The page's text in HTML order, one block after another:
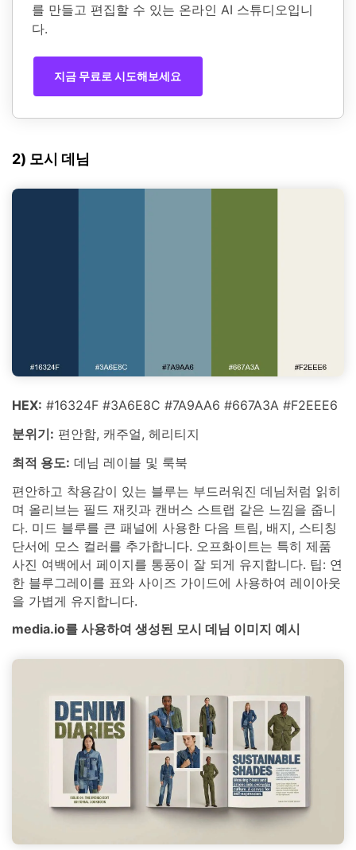
를 만들고 편집할 수 있는 온라인 AI 스튜디오입니
다.
지금 무료로 시도해보세요
2) 모시 데님
HEX: #16324F #3A6E8C #7A9AA6 #667A3A #F2EEE6
분위기: 편안함, 캐주얼, 헤리티지
최적 용도: 데님 레이블 및 룩북
편안하고 착용감이 있는 블루는 부드러워진 데님처럼 읽히
며 올리브는 필드 재킷과 캔버스 스트랩 같은 느낌을 줍니
다. 미드 블루를 큰 패널에 사용한 다음 트림, 배지, 스티칭
단서에 모스 컬러를 추가합니다. 오프화이트는 특히 제품
사진 여백에서 페이지를 통풍이 잘 되게 유지합니다. 팁: 연
한 블루그레이를 표와 사이즈 가이드에 사용하여 레이아웃
을 가볍게 유지합니다.
media.io를 사용하여 생성된 모시 데님 이미지 예시